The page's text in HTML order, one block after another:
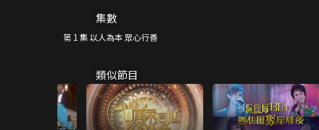
集數
第 1 集 以人為本 眾心行善
類似節目